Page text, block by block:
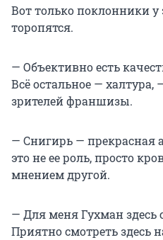
Вот только поклонники
торопятся.
— Объективно есть
Всё остальное — халтура,
зрителей франшизы.
— Снигирь — прекрасная
это не ее роль, просто
мнением другой.
— Для меня Гухман здесь
Приятно смотреть здесь